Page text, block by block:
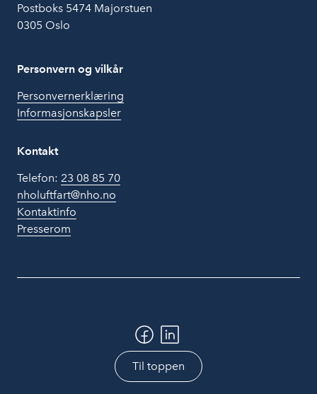
Postboks 5474 Majorstuen
0305 Oslo
Personvern og vilkår
Personvernerklæring
Informasjonskapsler
Kontakt
Telefon: 23 08 85 70
nholuftfart@nho.no
Kontaktinfo
Presserom
Til toppen